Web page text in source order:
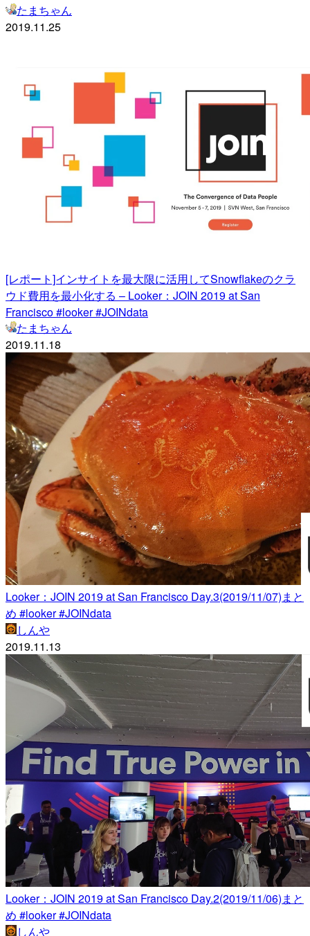
たまちゃん
2019.11.25
[レポート]インサイトを最大限に活用してSnowflakeのクラ
ウド費用を最小化する – Looker：JOIN 2019 at San
Francisco #looker #JOINdata
たまちゃん
2019.11.18
Looker：JOIN 2019 at San Francisco Day.3(2019/11/07)まと
め #looker #JOINdata
しんや
2019.11.13
Looker：JOIN 2019 at San Francisco Day.2(2019/11/06)まと
め #looker #JOINdata
しんや